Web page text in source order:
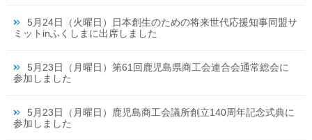
5月24日（火曜日）日本創生のための将来世代応援知事同盟サ
ミットinふくしまに出席しました
5月23日（月曜日）第61回鹿児島県商工会連合会通常総会に
参加しました
5月23日（月曜日）鹿児島商工会議所創立140周年記念式典に
参加しました